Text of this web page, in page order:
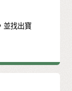
並找出寶